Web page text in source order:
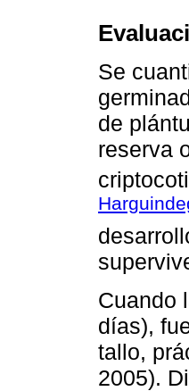
Se
de
reserva
Cuando
días),
tallo,
2005).